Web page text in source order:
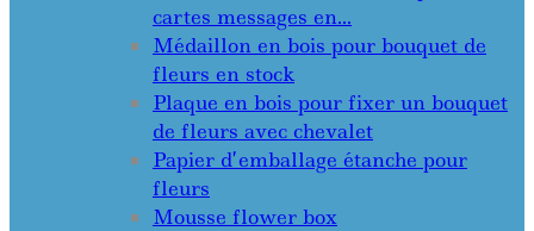
cartes messages en…
Médaillon en bois pour bouquet de
fleurs en stock
Plaque en bois pour fixer un bouquet
de fleurs avec chevalet
Papier d’emballage étanche pour
fleurs
Mousse flower box